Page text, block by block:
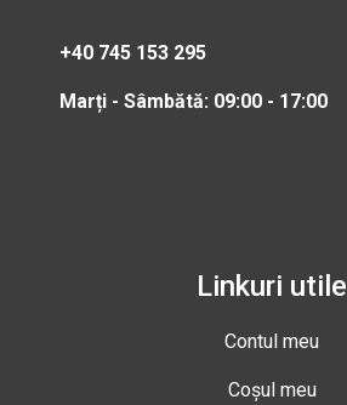
+40 745 153 295
Marți - Sâmbătă: 09:00 - 17:00
Linkuri utile
Contul meu
Coșul meu